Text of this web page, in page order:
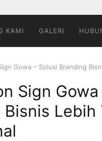
KAMI GALERI
Gowa – Solusi Branding
Sign
Bisnis Lebih